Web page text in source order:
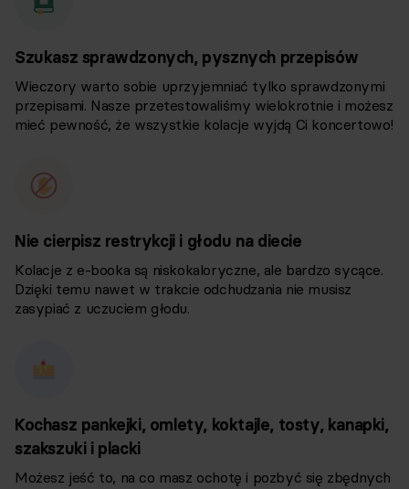
Szukasz sprawdzonych, pysznych przepisów
Wieczory warto sobie uprzyjemniać tylko sprawdzonymi
przepisami. Nasze przetestowaliśmy wielokrotnie i możesz
mieć pewność, że wszystkie kolacje wyjdą Ci koncertowo!
Nie cierpisz restrykcji i głodu na diecie
Kolacje z e-booka są niskokaloryczne, ale bardzo sycące.
Dzięki temu nawet w trakcie odchudzania nie musisz
zasypiać z uczuciem głodu.
Kochasz pankejki, omlety, koktajle, tosty, kanapki,
szakszuki i placki
Możesz jeść to, na co masz ochotę i pozbyć się zbędnych